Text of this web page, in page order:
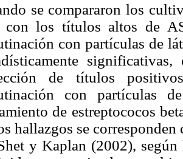
se compararon los
con los títulos altos de
con partículas de
de títulos
con partículas
de estreptococos
hallazgos se
y Kaplan (2002),